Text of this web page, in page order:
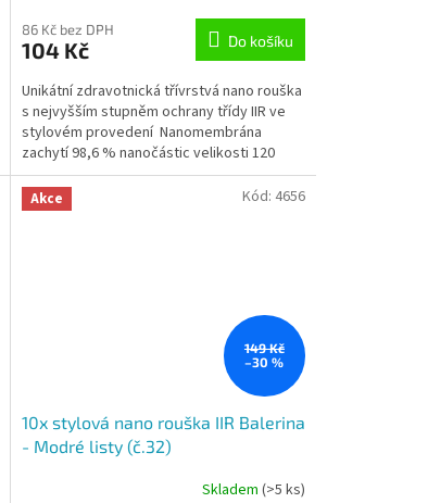
produktu
je
z
5
hvězdiček.
86 Kč bez DPH
104 Kč Do košíku
Unikátní zdravotnická třívrstvá nano rouška
s nejvyšším stupněm ochrany třídy IIR ve
stylovém provedení Nanomembrána
zachytí 98,6 % nanočástic velikosti 120
nanometrů (tj....
Akce
149 Kč
–30 %
10x stylová nano rouška IIR Balerina
- Modré listy (č.32)
Skladem (>5 ks)
Kód: 4656